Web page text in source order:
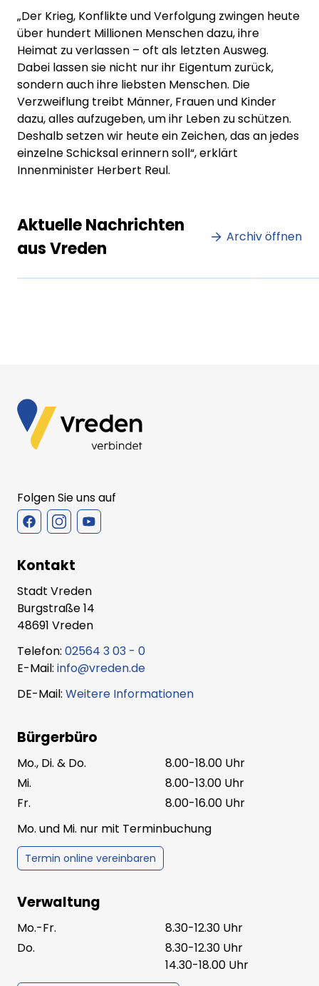
„Der Krieg, Konflikte und Verfolgung zwingen heute
über hundert Millionen Menschen dazu, ihre
Heimat zu verlassen – oft als letzten Ausweg.
Dabei lassen sie nicht nur ihr Eigentum zurück,
sondern auch ihre liebsten Menschen. Die
Verzweiflung treibt Männer, Frauen und Kinder
dazu, alles aufzugeben, um ihr Leben zu schützen.
Deshalb setzen wir heute ein Zeichen, das an jedes
einzelne Schicksal erinnern soll“, erklärt
Innenminister Herbert Reul.
Aktuelle Nachrichten
aus Vreden
Archiv öffnen
Lorem ipsum Lorem ipsum
Folgen Sie uns auf
Kontakt
Stadt Vreden
Burgstraße 14
48691 Vreden
Telefon: 02564 3 03 - 0
E-Mail: info@vreden.de
DE-Mail: Weitere Informationen
Bürgerbüro
Mo., Di. & Do.
8.00-18.00 Uhr
Mi.
8.00-13.00 Uhr
Fr.
8.00-16.00 Uhr
Mo. und Mi. nur mit Terminbuchung
Termin online vereinbaren
Verwaltung
Mo.-Fr.
8.30-12.30 Uhr
Do.
8.30-12.30 Uhr
14.30-18.00 Uhr